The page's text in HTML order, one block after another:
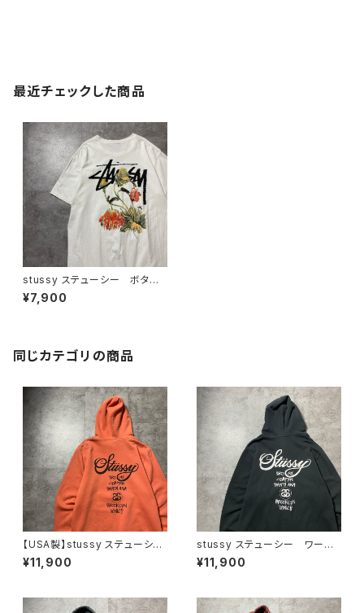
最近チェックした商品
stussy ステューシー ボタニ
カル グラフィック バックプリ
ント ホワイト 白 Tシャツ
¥7,900
同じカテゴリの商品
【USA製】stussy ステューシ
ー ワールドツアー バックプリ
ント オレンジ スウェット パ
¥11,900
stussy ステューシー ワール
ドツアー バックプリント フル
ジップ パーカー スウェット
¥11,900